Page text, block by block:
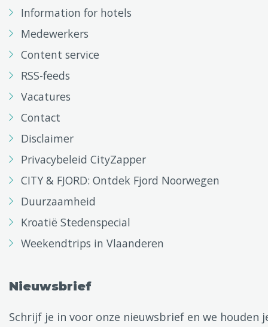
Information for hotels
Medewerkers
Content service
RSS-feeds
Vacatures
Contact
Disclaimer
Privacybeleid CityZapper
CITY & FJORD: Ontdek Fjord Noorwegen
Duurzaamheid
Kroatië Stedenspecial
Weekendtrips in Vlaanderen
Nieuwsbrief
Schrijf je in voor onze nieuwsbrief en we houden